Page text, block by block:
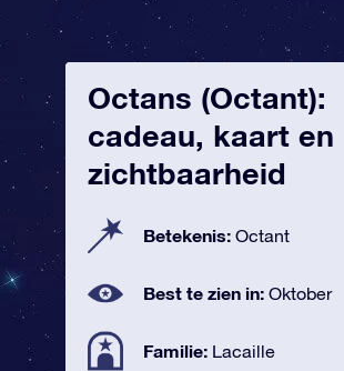
Octans (Octant):
cadeau, kaart en
zichtbaarheid
Betekenis: Octant
Best te zien in: Oktober
Familie: Lacaille